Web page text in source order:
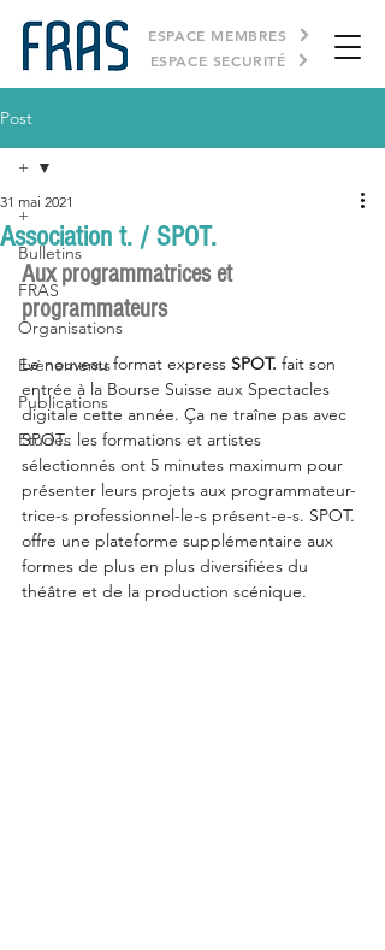
ESPACE SECURITÉ
ESPACE MEMBRES
Post
+
Bulletins
FRAS
Organisations
Evènements
Publications
Etudes
+
Association t. / SPOT.
31 mai 2021
Aux programmatrices et
programmateurs
Le nouveau format express SPOT. fait son
entrée à la Bourse Suisse aux Spectacles
digitale cette année. Ça ne traîne pas avec
SPOT.: les formations et artistes
sélectionnés ont 5 minutes maximum pour
présenter leurs projets aux programmateur-
trice-s professionnel-le-s présent-e-s. SPOT.
offre une plateforme supplémentaire aux
formes de plus en plus diversifiées du
théâtre et de la production scénique.